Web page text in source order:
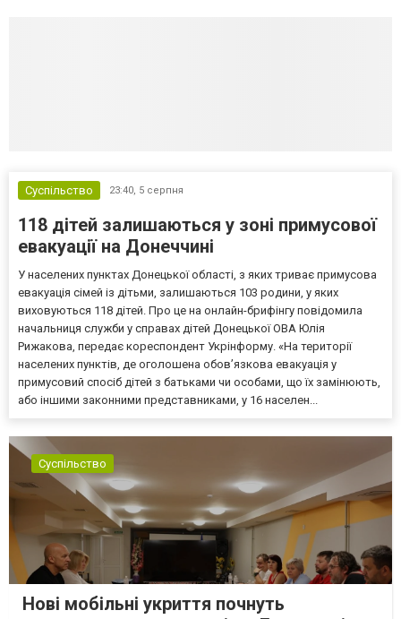
Суспільство 23:40, 5 серпня
118 дітей залишаються у зоні примусової
евакуації на Донеччині
У населених пунктах Донецької області, з яких триває примусова
евакуація сімей із дітьми, залишаються 103 родини, у яких
виховуються 118 дітей. Про це на онлайн-брифінгу повідомила
начальниця служби у справах дітей Донецької ОВА Юлія
Рижакова, передає кореспондент Укрінформу. «На території
населених пунктів, де оголошена обов’язкова евакуація у
примусовий спосіб дітей з батьками чи особами, що їх замінюють,
або іншими законними представниками, у 16 населен...
Суспільство
Нові мобільні укриття почнуть